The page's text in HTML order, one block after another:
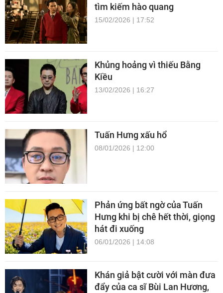
tìm kiếm hào quang
15/02/2026 | 17:52
Khủng hoảng vì thiếu Bằng
Kiều
13/02/2026 | 16:27
Tuấn Hưng xấu hổ
08/01/2026 | 12:00
Phản ứng bất ngờ của Tuấn
Hưng khi bị chê hết thời, giọng
hát đi xuống
06/01/2026 | 14:08
Khán giả bật cười với màn đưa
đẩy của ca sĩ Bùi Lan Hương,